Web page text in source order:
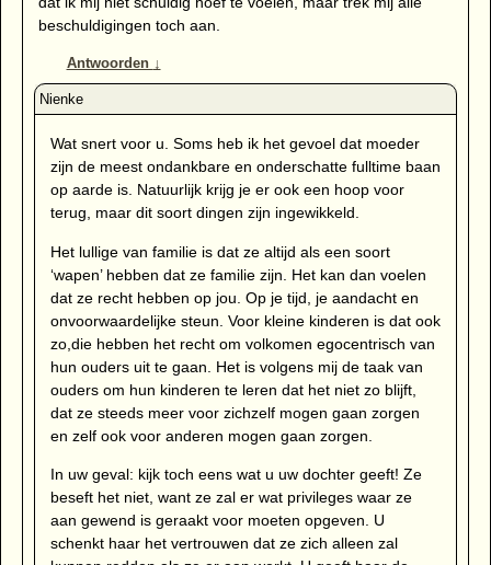
beschuldigingen toch aan.
Antwoorden ↓
Wat snert voor u. Soms heb ik het gevoel dat moeder
zijn de meest ondankbare en onderschatte fulltime baan
op aarde is. Natuurlijk krijg je er ook een hoop voor
terug, maar dit soort dingen zijn ingewikkeld.
Het lullige van familie is dat ze altijd als een soort
‘wapen’ hebben dat ze familie zijn. Het kan dan voelen
dat ze recht hebben op jou. Op je tijd, je aandacht en
onvoorwaardelijke steun. Voor kleine kinderen is dat ook
zo,die hebben het recht om volkomen egocentrisch van
hun ouders uit te gaan. Het is volgens mij de taak van
ouders om hun kinderen te leren dat het niet zo blijft,
dat ze steeds meer voor zichzelf mogen gaan zorgen
en zelf ook voor anderen mogen gaan zorgen.
In uw geval: kijk toch eens wat u uw dochter geeft! Ze
beseft het niet, want ze zal er wat privileges waar ze
aan gewend is geraakt voor moeten opgeven. U
schenkt haar het vertrouwen dat ze zich alleen zal